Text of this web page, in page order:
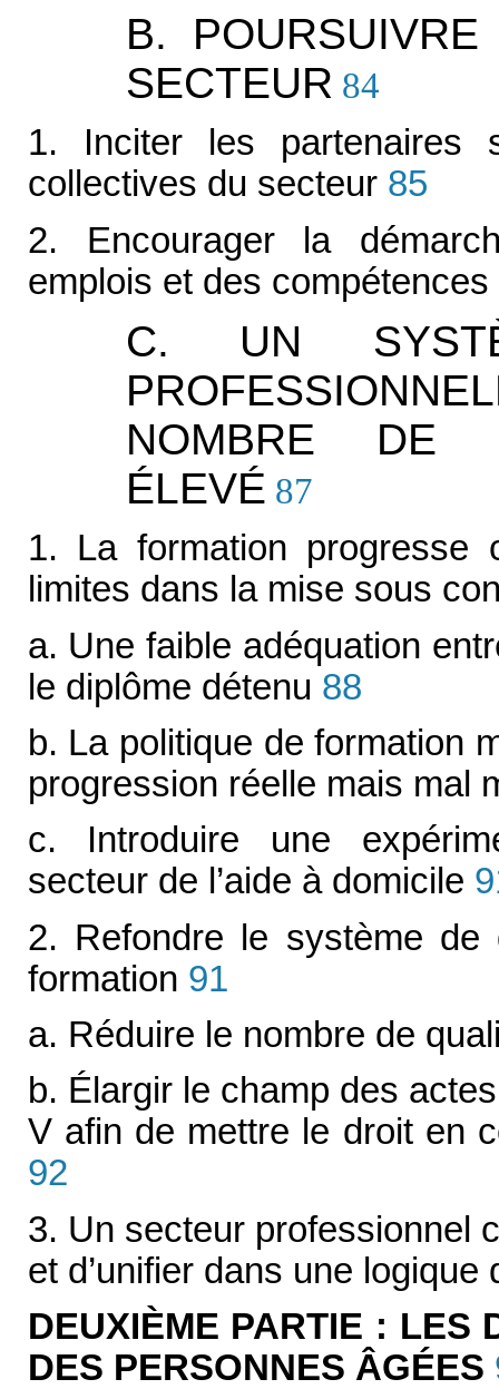
B.
SECTEUR 84
1. Inciter les partenaires
collectives du secteur85
2. Encourager la
emplois et des compétences
C. UN
NOMBRE DE
ÉLEVÉ 87
1. La formation
limites dans la mise sous
a. Une faible adéquation
le diplôme détenu 88
b. La politique de formation
progression réelle mais mal
c. Introduire une
secteur de l’aide à domicile
2. Refondre le système de
formation 91
a. Réduire le nombre de
b. Élargir le champ des
V afin de mettre le droit en
92
3. Un secteur professionnel
et d’unifier dans une logique
DEUXIÈME PARTIE : LES
DES PERSONNES ÂGÉES